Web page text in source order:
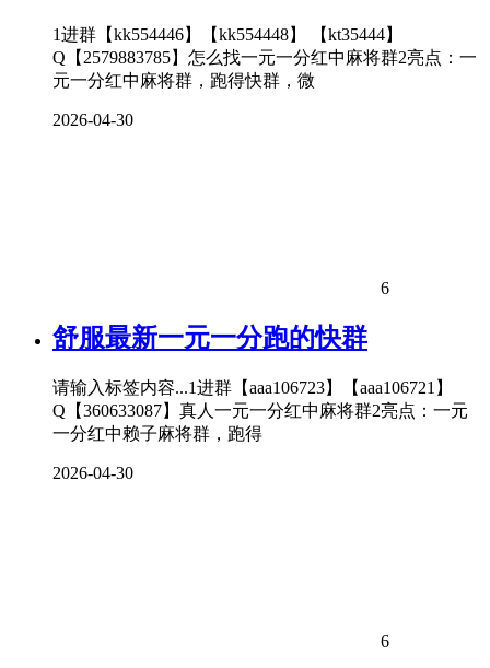
1进群【kk554446】【kk554448】 【kt35444】
Q【2579883785】怎么找一元一分红中麻将群2亮点：一
元一分红中麻将群，跑得快群，微
2026-04-30
6
舒服最新一元一分跑的快群
请输入标签内容...1进群【aaa106723】【aaa106721】
Q【360633087】真人一元一分红中麻将群2亮点：一元
一分红中赖子麻将群，跑得
2026-04-30
6